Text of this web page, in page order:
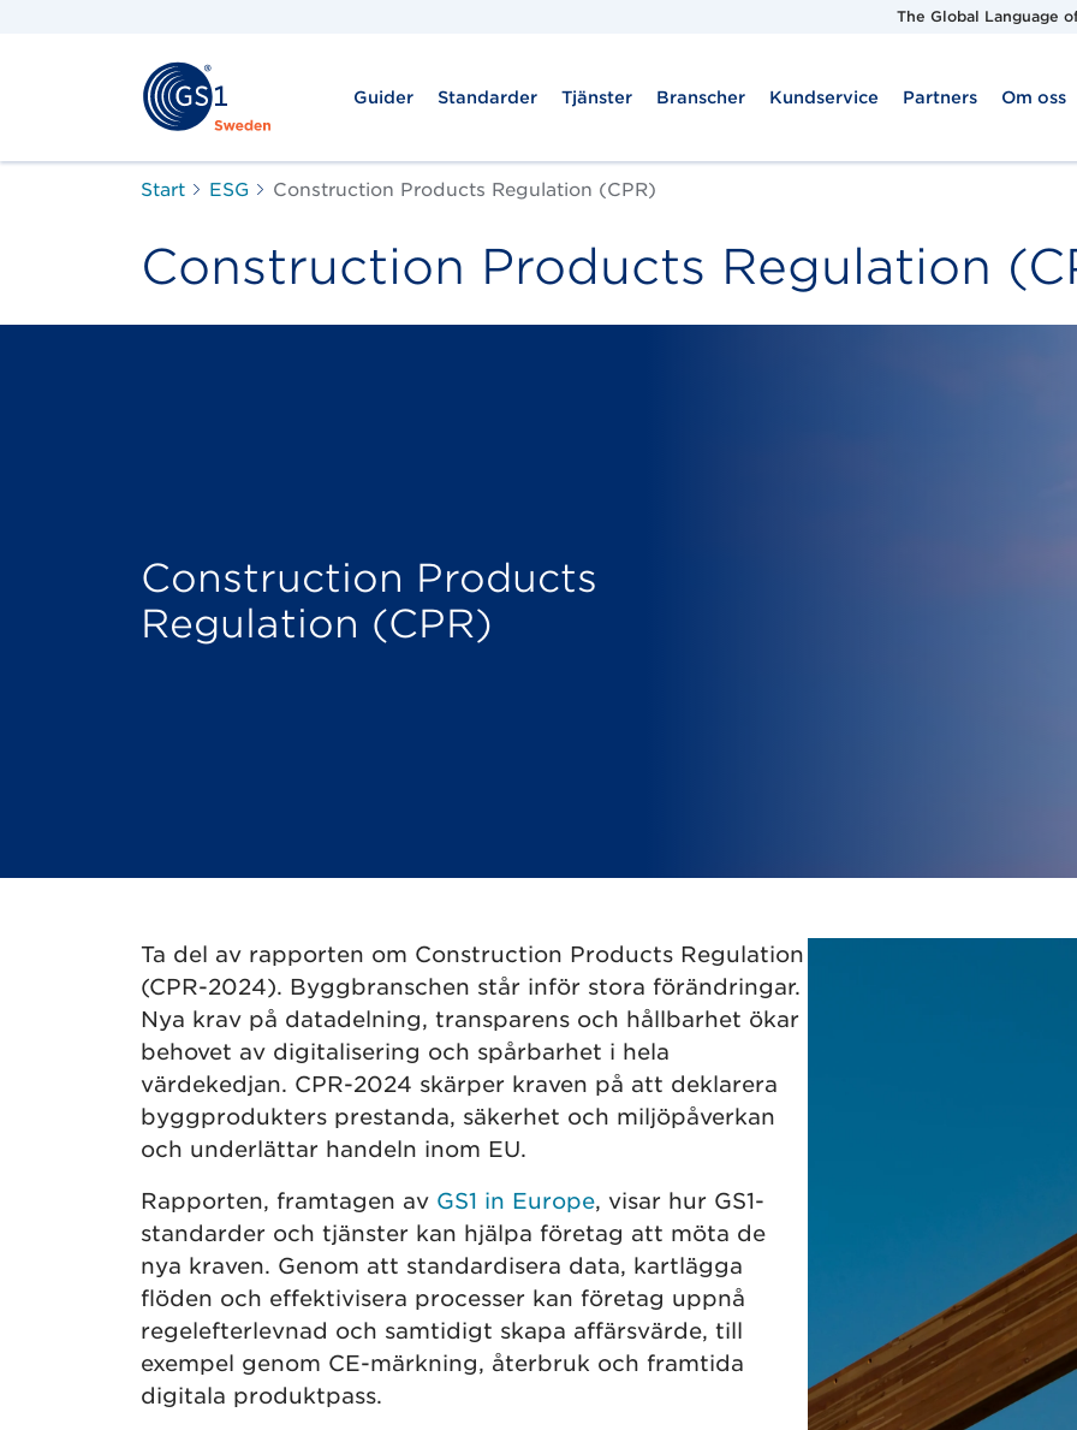
The Global Language
Guider Standarder Tjänster Branscher Kundservice Partners Om oss
Start ESG Construction Products Regulation (CPR)
Construction Products Regulation
Construction Products
Regulation (CPR)
Ta del av rapporten om Construction Products Regulation
(CPR-2024). Byggbranschen står inför stora förändringar.
Nya krav på datadelning, transparens och hållbarhet ökar
behovet av digitalisering och spårbarhet i hela
värdekedjan. CPR-2024 skärper kraven på att deklarera
byggprodukters prestanda, säkerhet och miljöpåverkan
och underlättar handeln inom EU.
Rapporten, framtagen av GS1 in Europe, visar hur GS1-
standarder och tjänster kan hjälpa företag att möta de
nya kraven. Genom att standardisera data, kartlägga
flöden och effektivisera processer kan företag uppnå
regelefterlevnad och samtidigt skapa affärsvärde, till
exempel genom CE-märkning, återbruk och framtida
digitala produktpass.